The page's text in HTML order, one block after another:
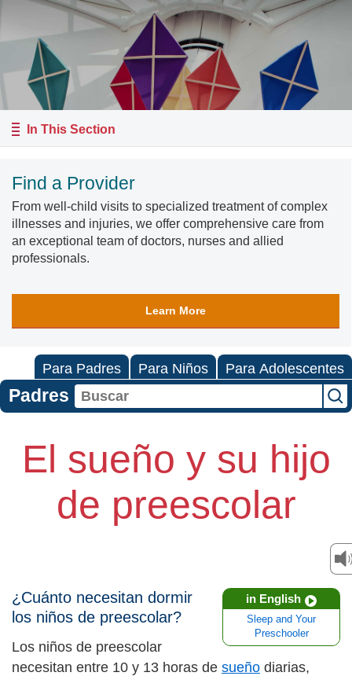
In This Section
Find a Provider
From well-child visits to specialized treatment of complex
illnesses and injuries, we offer comprehensive care from
an exceptional team of doctors, nurses and allied
professionals.
Learn More
Para Padres Para Niños Para Adolescentes
Padres
El sueño y su hijo
de preescolar
in English
Sleep and Your
Preschooler
¿Cuánto necesitan dormir
los niños de preescolar?
Los niños de preescolar
necesitan entre 10 y 13 horas de sueño diarias,